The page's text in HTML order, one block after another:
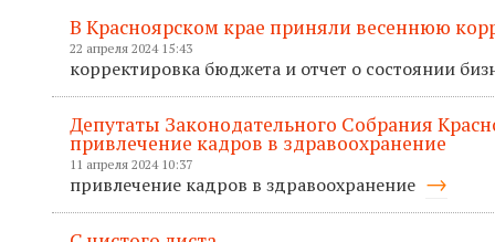
В Красноярском крае приняли весеннюю
22 апреля 2024 15:43
корректировка бюджета и отчет о состоянии
Депутаты Законодательного Собрания
привлечение кадров в здравоохранение
11 апреля 2024 10:37
привлечение кадров в здравоохранение